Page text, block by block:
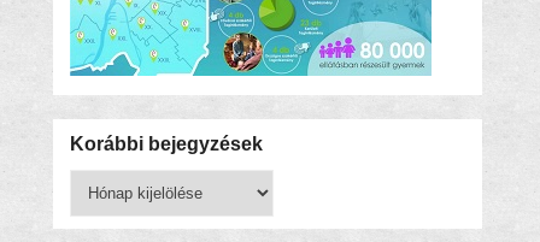
Korábbi bejegyzések
bejegyzések